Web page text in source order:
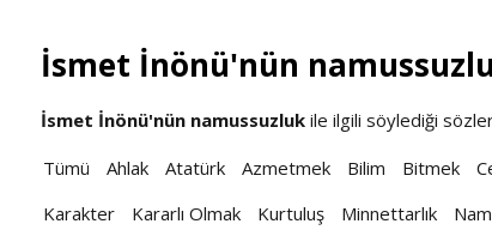
İsmet İnönü'nün
İsmet İnönü'nün namussuzlukile ilgili söylediği
Tümü
Ahlak Atatürk Azmetmek Bilim Bitmek
Karakter
Kararlı Olmak Kurtuluş Minnettarlık